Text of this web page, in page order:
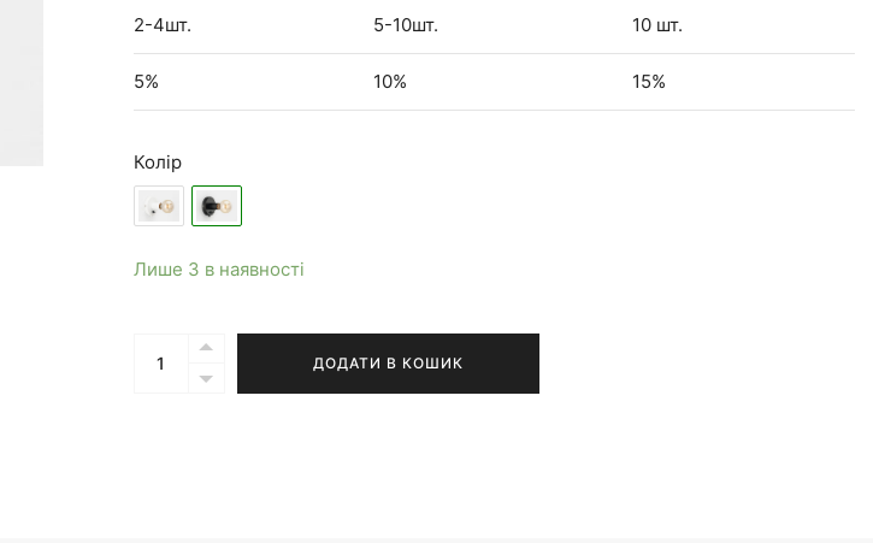
2-4шт. 5-10шт. 10 шт.
5% 10% 15%
Колір
Лише 3 в наявності
Кількість
ДОДАТИ В КОШИК